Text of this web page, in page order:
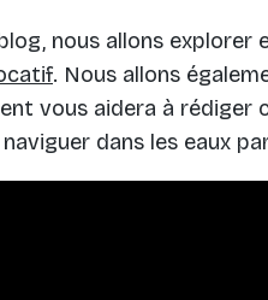
nous allons
. Nous allons
vous aidera à
dans les eaux